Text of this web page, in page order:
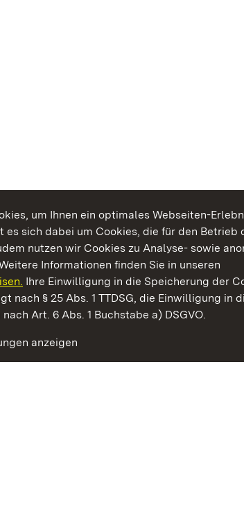
um Ihnen ein optimales Webseiten-
es sich dabei um Cookies, die für den Betrieb
nutzen wir Cookies zu Analyse- sowie
Informationen finden Sie in unseren
Ihre Einwilligung in die Speicherung der
nach § 25 Abs. 1 TTDSG, die Einwilligung in
Art. 6 Abs. 1 Buchstabe a) DSGVO.
anzeigen
Genießen.